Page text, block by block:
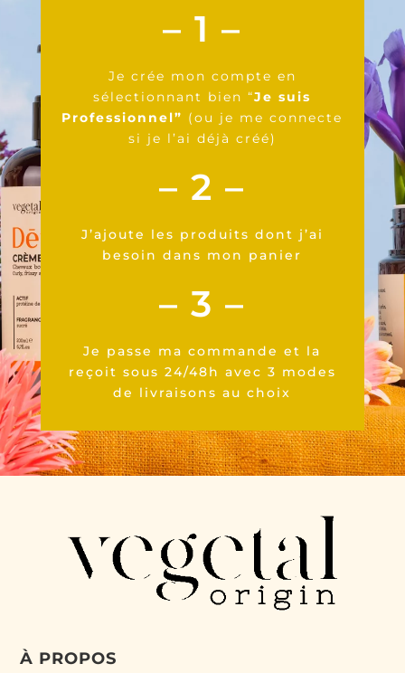
– 1 –
Je crée mon compte en
sélectionnant bien “Je suis
Professionnel” (ou je me connecte
si je l’ai déjà créé)
– 2 –
J’ajoute les produits dont j’ai
besoin dans mon panier
– 3 –
Je passe ma commande et la
reçoit sous 24/48h avec 3 modes
de livraisons au choix
À PROPOS